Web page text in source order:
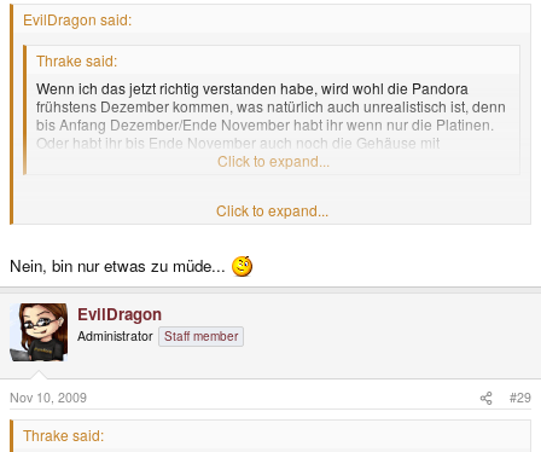
EvilDragon said:
Thrake said:
Wenn ich das jetzt richtig verstanden habe, wird wohl die Pandora
frühstens Dezember kommen, was natürlich auch unrealistisch ist, denn
bis Anfang Dezember/Ende November habt ihr wenn nur die Platinen.
Oder habt ihr bis Ende November auch noch die Gehäuse mit
Tastaturmatte? (Und somit dann alles, um sie zusammenzubauen?)
Click to expand...
Post nicht genau gelesen? Die Gehäuse sollten doch früher fertig werden
und es ging drum, was passiert, wenn sie erst Ende November fertig
Click to expand...
Nein, bin nur etwas zu müde...
EvilDragon
Administrator Staff member
Nov 10, 2009 #29
Thrake said: